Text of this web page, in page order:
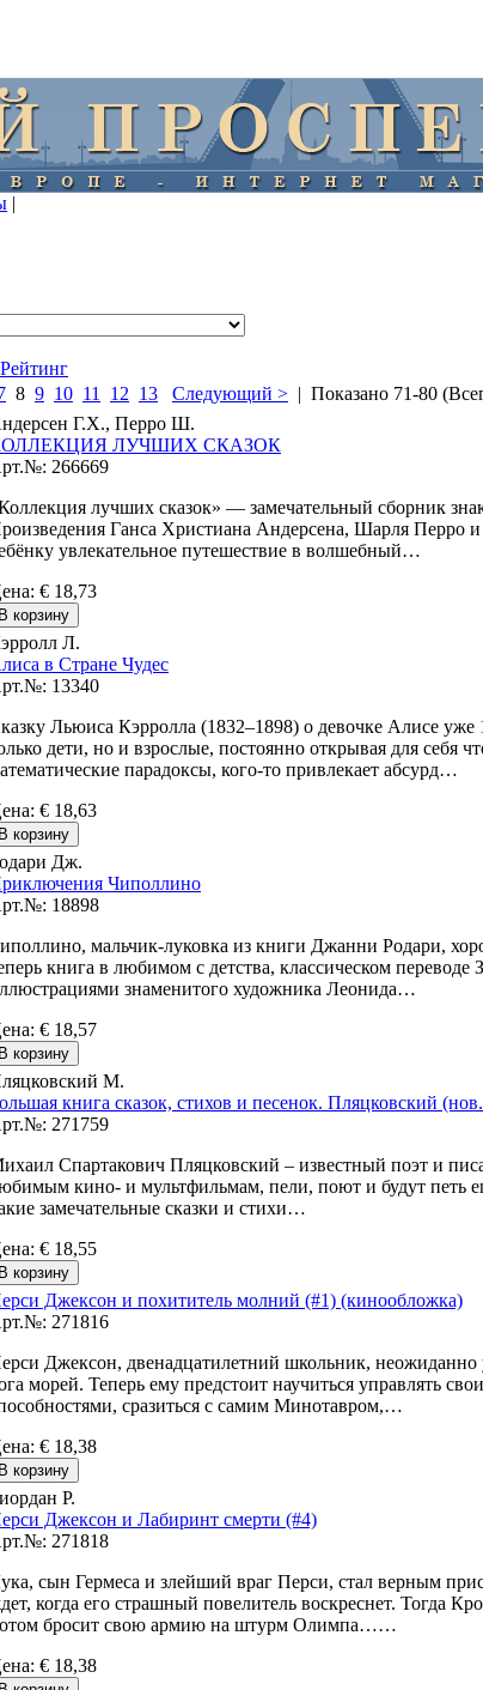
|
Рейтинг
8 9 10 11 12 13 Следующий > | Показано 71-80
Г.Х., Перро Ш.
ЛУЧШИХ СКАЗОК
266669
лучших сказок» — замечательный сборник
Ганса Христиана Андерсена, Шарля Перро и
увлекательное путешествие в волшебный…
: € 18,73
Л.
в Стране Чудес
13340
Льюиса Кэрролла (1832–1898) о девочке Алисе уже
дети, но и взрослые, постоянно открывая для себя
парадоксы, кого-то привлекает абсурд…
: € 18,63
Дж.
Чиполлино
18898
мальчик-луковка из книги Джанни Родари,
книга в любимом с детства, классическом
знаменитого художника Леонида…
: € 18,57
М.
книга сказок, стихов и песенок. Пляцковский
271759
Спартакович Пляцковский – известный поэт и
кино- и мультфильмам, пели, поют и будут петь
замечательные сказки и стихи…
: € 18,55
Джексон и похититель молний (#1) (кинообложка)
271816
Джексон, двенадцатилетний школьник, неожиданно
морей. Теперь ему предстоит научиться управлять
сразиться с самим Минотавром,…
: € 18,38
Р.
Джексон и Лабиринт смерти (#4)
271818
сын Гермеса и злейший враг Перси, стал верным
когда его страшный повелитель воскреснет. Тогда
бросит свою армию на штурм Олимпа……
: € 18,38